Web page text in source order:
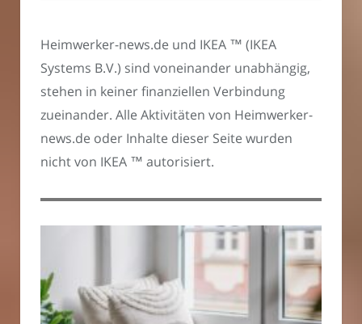
Heimwerker-news.de und IKEA ™ (IKEA
Systems B.V.) sind voneinander unabhängig,
stehen in keiner finanziellen Verbindung
zueinander. Alle Aktivitäten von Heimwerker-
news.de oder Inhalte dieser Seite wurden
nicht von IKEA ™ autorisiert.